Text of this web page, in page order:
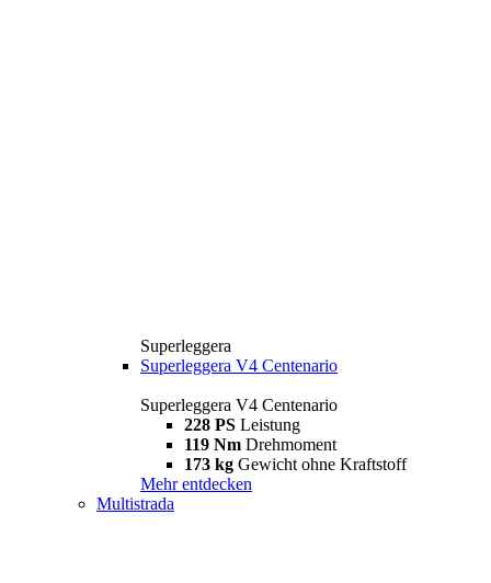
Superleggera
Superleggera V4 Centenario
Superleggera V4 Centenario
228 PS Leistung
119 Nm Drehmoment
173 kg Gewicht ohne Kraftstoff
Mehr entdecken
Multistrada